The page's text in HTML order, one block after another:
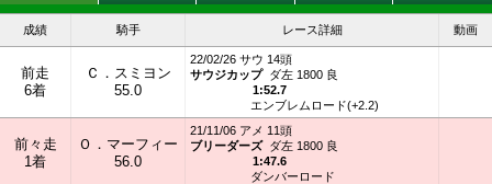
成績 騎手 レース詳細 動画
前走
6着
Ｃ．スミヨン
55.0
22/02/26 サウ 14頭
サウジカップ ダ左 1800 良
1:52.7
エンブレムロード(+2.2)
前々走
1着
Ｏ．マーフィー
56.0
21/11/06 アメ 11頭
ブリーダーズ ダ左 1800 良
1:47.6
ダンバーロード